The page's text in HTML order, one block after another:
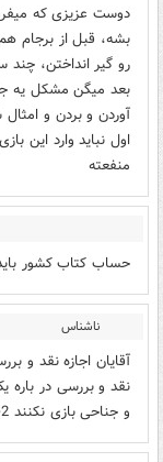
دوست عزیزی که
بشه، قبل از برجام
بعد میگن مشکل یه
آوردن و بردن و
اول نباید وارد این
منفعته
حساب کتاب کشور
ناشناس
و جناحی بازی نکنند 2- اطلاعات کافی در مورد آن موضوع را داشته باشند